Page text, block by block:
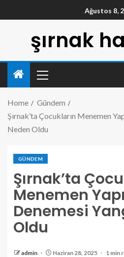
Ağustos 8,
şırnak
Home
Gündem
Şırnak’ta Çocukların Menemen
Neden Oldu
GÜNDEM
Şırnak’ta
Menemen
Denemesi
Oldu
admin Haziran 28, 2025 1 min